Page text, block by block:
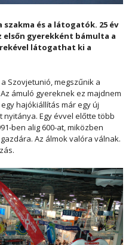
és a látogatók. 25 év
elsőn gyerekként bámulta a
látogathat ki a
Szovjetunió, megszűnik a
ámuló gyereknek ez majdnem
hajókiállítás már egy új
Egy évvel előtte több
ben alig 600-at, miközben
Az álmok valóra válnak.